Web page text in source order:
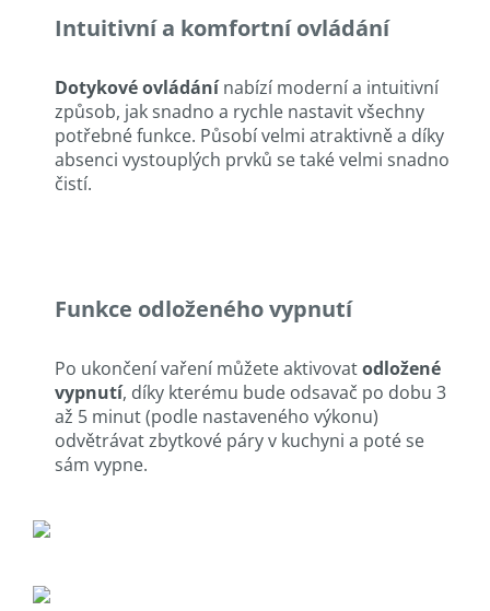
Intuitivní a komfortní ovládání
Dotykové ovládánínabízí moderní a intuitivní
způsob, jak snadno a rychle nastavit všechny
potřebné funkce. Působí velmi atraktivně a díky
absenci vystouplých prvků se také velmi snadno
čistí.
Funkce odloženého vypnutí
Po ukončení vaření můžete aktivovatodložené
vypnutí, díky kterému bude odsavač po dobu 3
až 5 minut (podle nastaveného výkonu)
odvětrávat zbytkové páry v kuchyni a poté se
sám vypne.